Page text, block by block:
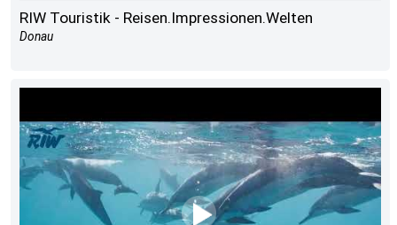
RIW Touristik - Reisen.Impressionen.Welten
Donau